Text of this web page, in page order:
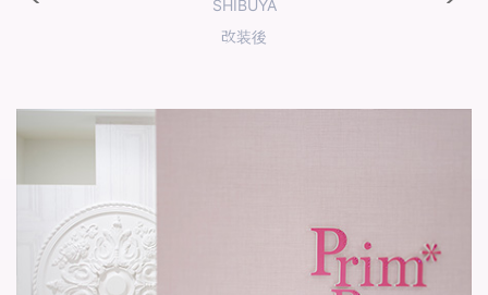
SHIBUYA
改装後